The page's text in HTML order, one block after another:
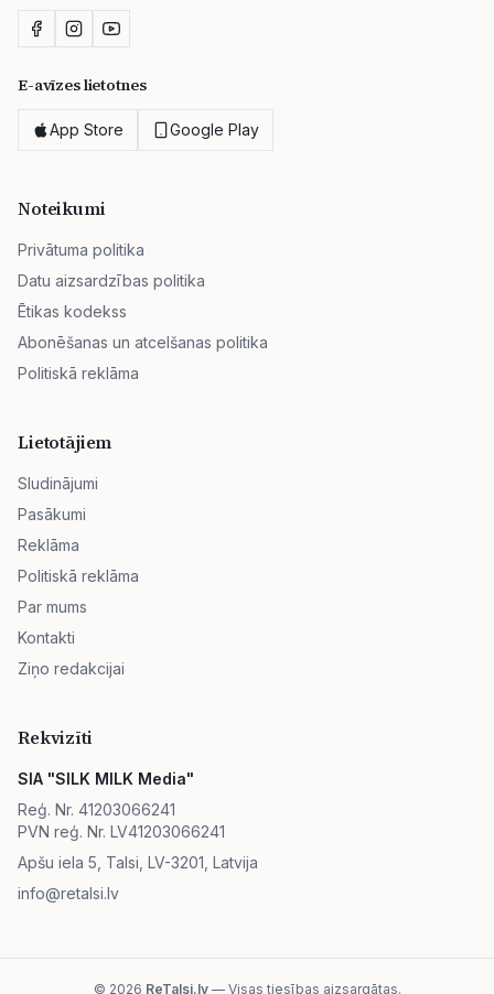
E-avīzes lietotnes
App Store Google Play
Noteikumi
Privātuma politika
Datu aizsardzības politika
Ētikas kodekss
Abonēšanas un atcelšanas politika
Politiskā reklāma
Lietotājiem
Sludinājumi
Pasākumi
Reklāma
Politiskā reklāma
Par mums
Kontakti
Ziņo redakcijai
Rekvizīti
SIA "SILK MILK Media"
Reģ. Nr. 41203066241
PVN reģ. Nr. LV41203066241
Apšu iela 5, Talsi, LV-3201, Latvija
info@retalsi.lv
© 2026 ReTalsi.lv— Visas tiesības aizsargātas.